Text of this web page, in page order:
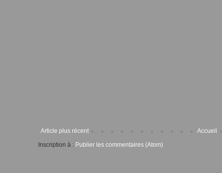
Article plus récent
Accueil
Inscription à : Publier les commentaires (Atom)